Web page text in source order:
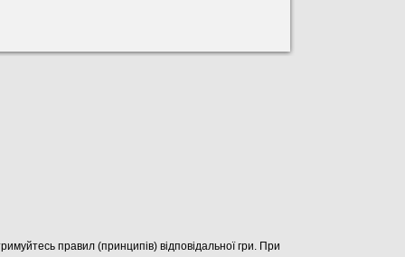
правил (принципів) відповідальної гри. При